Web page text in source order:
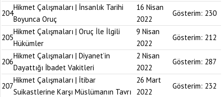
204
Hikmet Çalışmaları | İnsanlık Tarihi
Boyunca Oruç
16 Nisan
2022
Gösterim: 230
205
Hikmet Çalışmaları | Oruç İle İlgili
Hükümler
9 Nisan
2022
Gösterim: 212
206
Hikmet Çalışmaları | Diyanet’in
Dayattığı İbadet Vakitleri
2 Nisan
2022
Gösterim: 287
207
Hikmet Çalışmaları | İtibar
Suikastlerine Karşı Müslümanın Tavrı
26 Mart
2022
Gösterim: 232